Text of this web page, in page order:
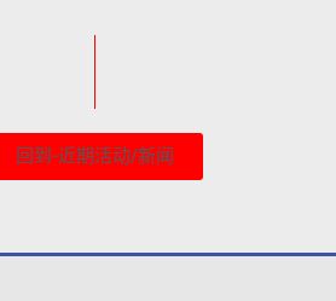
回到-近期活动/新闻